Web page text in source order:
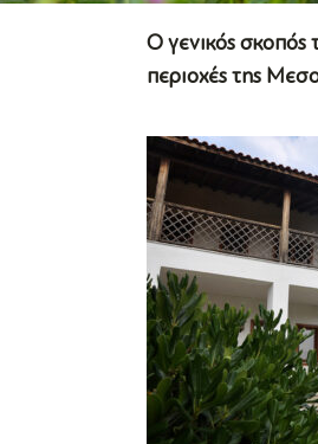
Ο γενικός σκοπός
περιοχές της